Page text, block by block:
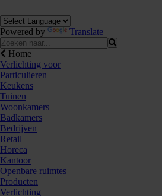
Powered by Translate
Home
Verlichting voor
Particulieren
Keukens
Tuinen
Woonkamers
Badkamers
Bedrijven
Retail
Horeca
Kantoor
Openbare ruimtes
Producten
Verlichting